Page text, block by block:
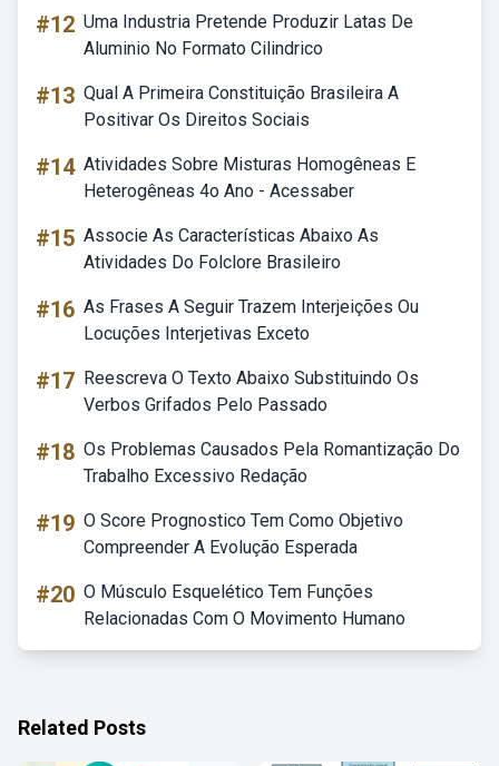
#12 Uma Industria Pretende Produzir Latas De
Aluminio No Formato Cilindrico
#13 Qual A Primeira Constituição Brasileira A
Positivar Os Direitos Sociais
#14 Atividades Sobre Misturas Homogêneas E
Heterogêneas 4o Ano - Acessaber
#15 Associe As Características Abaixo As
Atividades Do Folclore Brasileiro
#16 As Frases A Seguir Trazem Interjeições Ou
Locuções Interjetivas Exceto
#17 Reescreva O Texto Abaixo Substituindo Os
Verbos Grifados Pelo Passado
#18 Os Problemas Causados Pela Romantização Do
Trabalho Excessivo Redação
#19 O Score Prognostico Tem Como Objetivo
Compreender A Evolução Esperada
#20 O Músculo Esquelético Tem Funções
Relacionadas Com O Movimento Humano
Related Posts